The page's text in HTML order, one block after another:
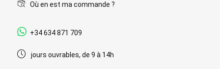
Où en est ma commande ?
+34 634 871 709
jours ouvrables, de 9 à 14h